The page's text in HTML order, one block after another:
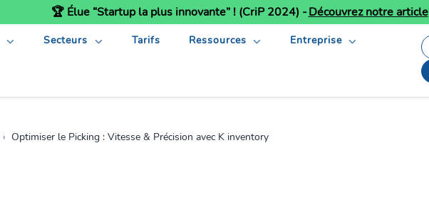
🏆 Élue “Startup la plus innovante” ! (CriP 2024) -Découvrez notre article
Secteurs Tarifs Ressources Entreprise
Optimiser le Picking : Vitesse & Précision avec K inventory